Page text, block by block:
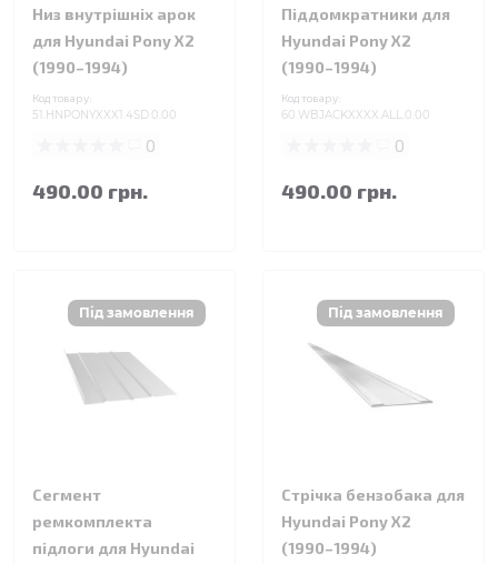
Низ внутрішніх арок
для Hyundai Pony X2
(1990–1994)
Код товару:
51.HNPONYXXX1.4SD.0.00
0
490.00 грн.
Піддомкратники для
Hyundai Pony X2
(1990–1994)
Код товару:
60.WBJACKXXXX.ALL.0.00
0
490.00 грн.
Сегмент
ремкомплекта
підлоги для Hyundai
Стрічка бензобака для
Hyundai Pony X2
(1990–1994)